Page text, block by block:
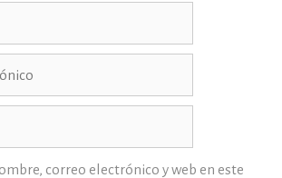
correo electrónico y web en este